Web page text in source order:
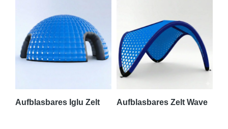
Aufblasbares Iglu Zelt Aufblasbares Zelt Wave